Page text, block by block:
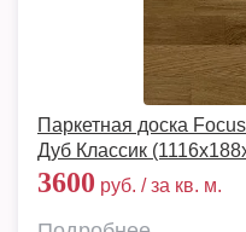
Паркетная доска
Дуб Классик
3600 руб. / за кв. м.